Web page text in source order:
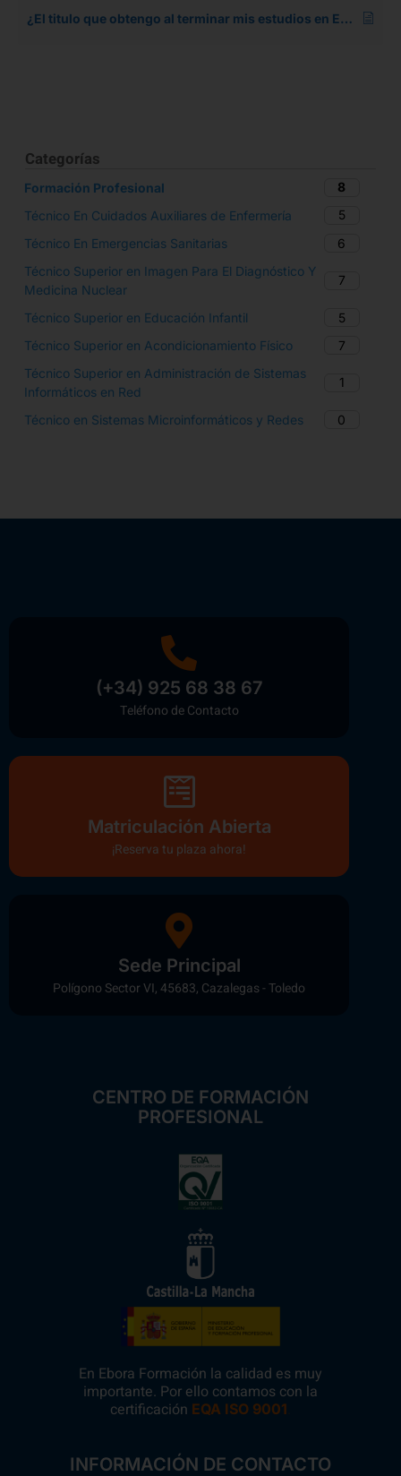
Categorías
Formación Profesional
8
Técnico En Cuidados Auxiliares de Enfermería
5
Técnico En Emergencias Sanitarias
6
Técnico Superior en Imagen Para El Diagnóstico Y
Medicina Nuclear
7
Técnico Superior en Educación Infantil
5
Técnico Superior en Acondicionamiento Físico​
7
Técnico Superior en Administración de Sistemas
Informáticos en Red
1
Técnico en Sistemas Microinformáticos y Redes 0
¿El titulo que obtengo al terminar mis estudios en Ebora Formación, me permite trabajar en toda España?
(+34) 925 68 38 67
Teléfono de Contacto
Matriculación Abierta
¡Reserva tu plaza ahora!
Sede Principal
Polígono Sector VI, 45683, Cazalegas - Toledo
CENTRO DE FORMACIÓN
PROFESIONAL
En Ebora Formación la calidad es muy
importante. Por ello contamos con la
certificación EQA ISO 9001
INFORMACIÓN DE CONTACTO